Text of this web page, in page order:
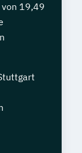
von 19,49